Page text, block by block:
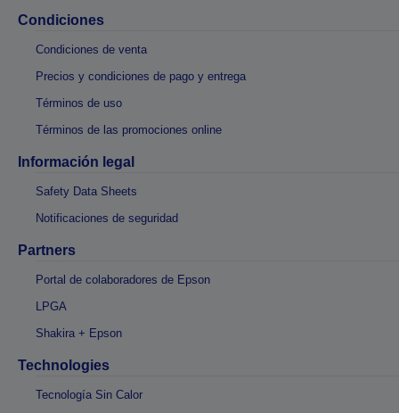
Condiciones
Condiciones de venta
Precios y condiciones de pago y entrega
Términos de uso
Términos de las promociones online
Información legal
Safety Data Sheets
Notificaciones de seguridad
Partners
Portal de colaboradores de Epson
LPGA
Shakira + Epson
Technologies
Tecnología Sin Calor